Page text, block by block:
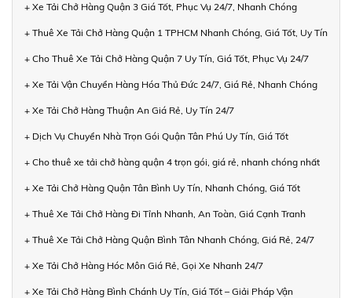
+ Xe Tải Chở Hàng Quận 3 Giá Tốt, Phục Vụ 24/7, Nhanh Chóng
+ Thuê Xe Tải Chở Hàng Quận 1 TPHCM Nhanh Chóng, Giá Tốt, Uy Tín
+ Cho Thuê Xe Tải Chở Hàng Quận 7 Uy Tín, Giá Tốt, Phục Vụ 24/7
+ Xe Tải Vận Chuyển Hàng Hóa Thủ Đức 24/7, Giá Rẻ, Nhanh Chóng
+ Xe Tải Chở Hàng Thuận An Giá Rẻ, Uy Tín 24/7
+ Dịch Vụ Chuyển Nhà Trọn Gói Quận Tân Phú Uy Tín, Giá Tốt
+ Cho thuê xe tải chở hàng quận 4 trọn gói, giá rẻ, nhanh chóng nhất
+ Xe Tải Chở Hàng Quận Tân Bình Uy Tín, Nhanh Chóng, Giá Tốt
+ Thuê Xe Tải Chở Hàng Đi Tỉnh Nhanh, An Toàn, Giá Cạnh Tranh
+ Thuê Xe Tải Chở Hàng Quận Bình Tân Nhanh Chóng, Giá Rẻ, 24/7
+ Xe Tải Chở Hàng Hóc Môn Giá Rẻ, Gọi Xe Nhanh 24/7
+ Xe Tải Chở Hàng Bình Chánh Uy Tín, Giá Tốt – Giải Pháp Vận